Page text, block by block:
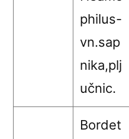
philus-
vn.sap
nika,plj
učnic.
Bordet